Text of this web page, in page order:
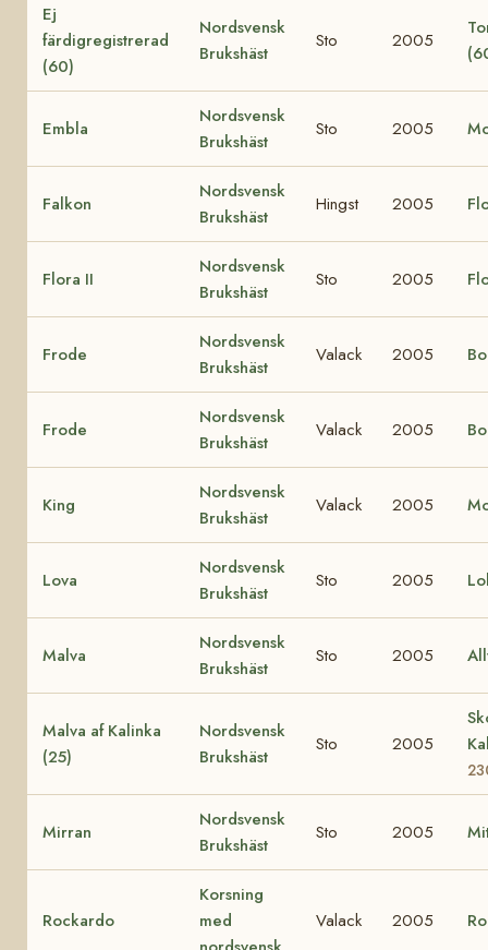
Ej
färdigregistrerad
(60)
Nordsvensk
Brukshäst
Sto 2005
Embla
Nordsvensk
Brukshäst
Sto 2005
Falkon
Nordsvensk
Brukshäst
Hingst 2005
Flora II
Nordsvensk
Brukshäst
Sto 2005
Frode
Nordsvensk
Brukshäst
Valack 2005
Frode
Nordsvensk
Brukshäst
Valack 2005
King
Nordsvensk
Brukshäst
Valack 2005
Lova
Nordsvensk
Brukshäst
Sto 2005
Malva
Nordsvensk
Brukshäst
Sto 2005
Malva af Kalinka
(25)
Nordsvensk
Brukshäst
Sto 2005
Mirran
Nordsvensk
Brukshäst
Sto 2005
Rockardo
Korsning
med
Valack 2005